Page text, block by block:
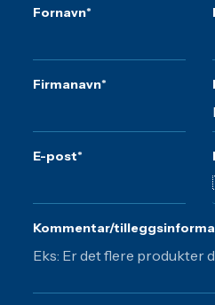
Fornavn*
Firmanavn*
E-post*
Kommentar/